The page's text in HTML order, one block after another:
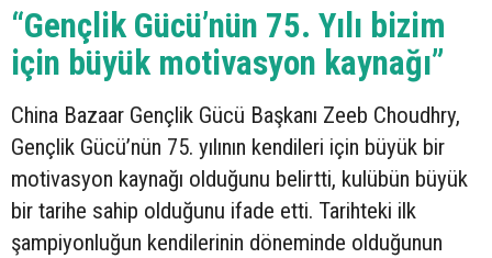
“Gençlik Gücü’nün 75. Yılı bizim
için büyük motivasyon kaynağı”
China Bazaar Gençlik Gücü Başkanı Zeeb Choudhry,
Gençlik Gücü’nün 75. yılının kendileri için büyük bir
motivasyon kaynağı olduğunu belirtti, kulübün büyük
bir tarihe sahip olduğunu ifade etti. Tarihteki ilk
şampiyonluğun kendilerinin döneminde olduğunun